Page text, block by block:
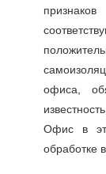
офиса,
Офис в
обработке